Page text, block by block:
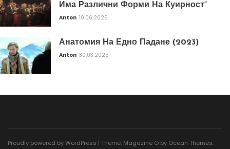
Има Различни Форми На Куирност“
Anton 10.06.2025
Анатомия На Едно Падане (2023)
Anton 30.03.2025
Proudly powered by WordPress | Theme: Magazine O by Ocean Themes.